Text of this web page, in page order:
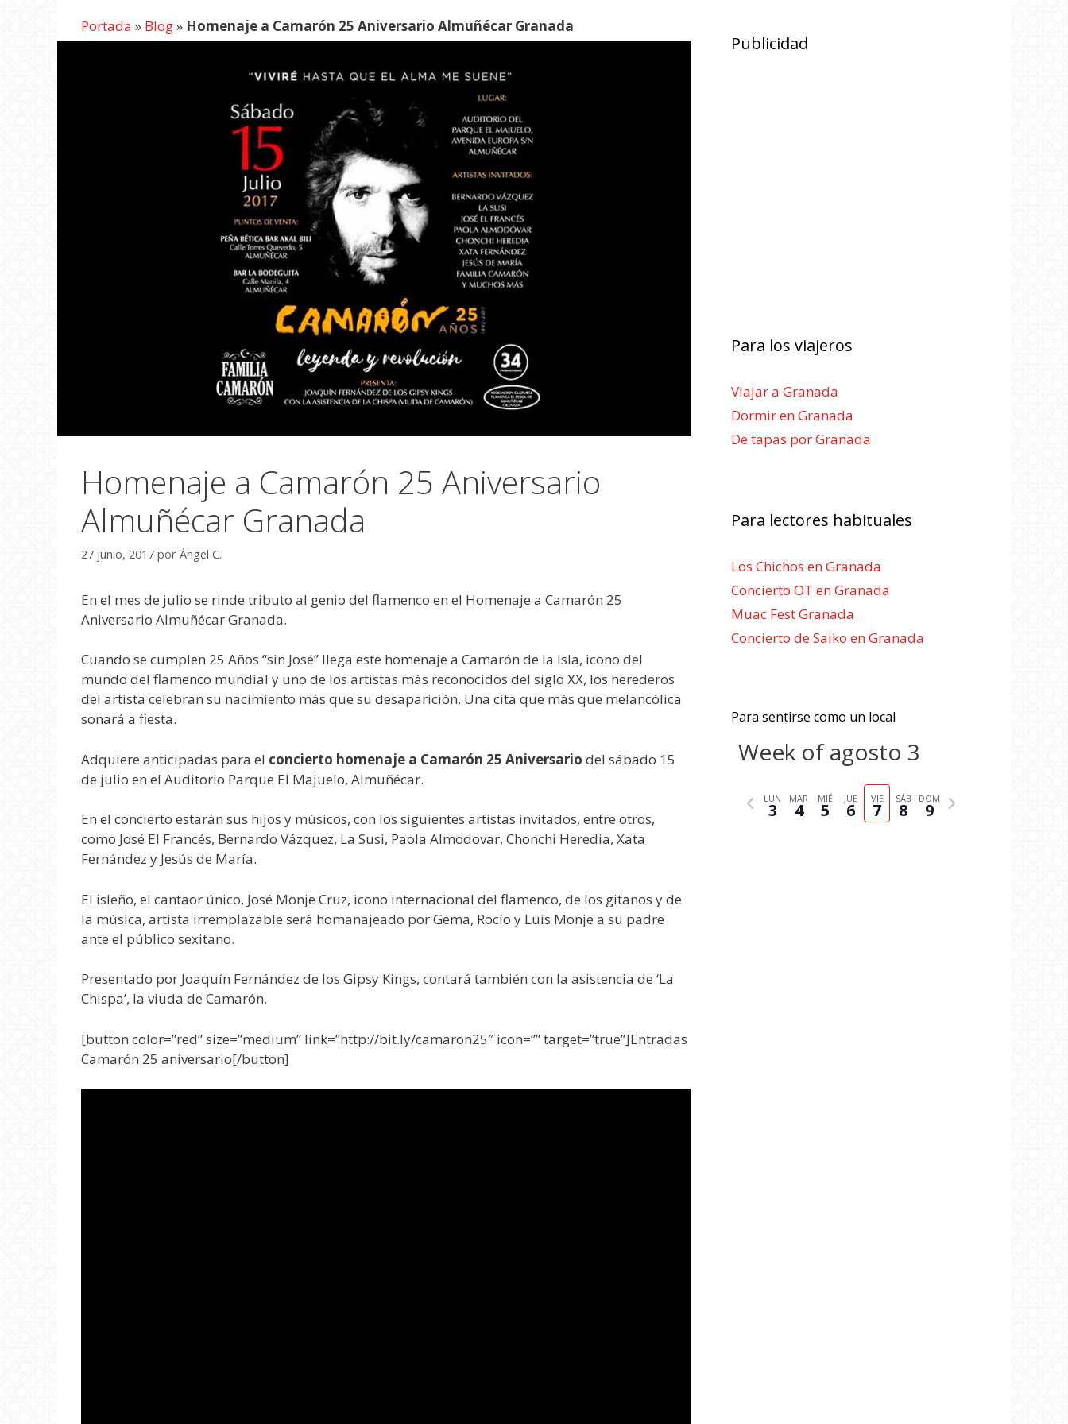
Portada » Blog» Homenaje a Camarón 25 Aniversario Almuñécar Granada
Homenaje a Camarón 25 Aniversario
Almuñécar Granada
27 junio, 2017 por Ángel C.
En el mes de julio se rinde tributo al genio del flamenco en el Homenaje a Camarón 25
Aniversario Almuñécar Granada.
Cuando se cumplen 25 Años “sin José” llega este homenaje a Camarón de la Isla, icono del
mundo del flamenco mundial y uno de los artistas más reconocidos del siglo XX, los herederos
del artista celebran su nacimiento más que su desaparición. Una cita que más que melancólica
sonará a fiesta.
Adquiere anticipadas para el concierto homenaje a Camarón 25 Aniversario del sábado 15
de julio en el Auditorio Parque El Majuelo, Almuñécar.
En el concierto estarán sus hijos y músicos, con los siguientes artistas invitados, entre otros,
como José El Francés, Bernardo Vázquez, La Susi, Paola Almodovar, Chonchi Heredia, Xata
Fernández y Jesús de María.
El isleño, el cantaor único, José Monje Cruz, icono internacional del flamenco, de los gitanos y de
la música, artista irremplazable será homanajeado por Gema, Rocío y Luis Monje a su padre
ante el público sexitano.
Presentado por Joaquín Fernández de los Gipsy Kings, contará también con la asistencia de ‘La
Chispa’, la viuda de Camarón.
[button color=”red” size=”medium” link=”http://bit.ly/camaron25″ icon=”” target=”true”]Entradas
Camarón 25 aniversario[/button]
Publicidad
Para los viajeros
Viajar a Granada
Dormir en Granada
De tapas por Granada
Para lectores habituales
Los Chichos en Granada
Concierto OT en Granada
Muac Fest Granada
Concierto de Saiko en Granada
Para sentirse como un local
Week of agosto 3
LUN
3
MAR
4
MIÉ
5
JUE
6
VIE
7
SÁB
8
DOM
9
N